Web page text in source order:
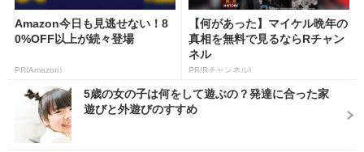
Amazon今日も見逃せない！8
0%OFF以上が続々登場
PR(Amazon)
【何があった】マイケル晩年の
真相を無料で見るならRチャン
ネル
PR(Rチャンネル)
5歳の女の子は何をして遊ぶの？発達に合った家
遊びと外遊びのすすめ